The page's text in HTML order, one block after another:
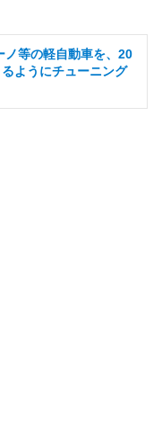
ノ等の軽自動車を、20
ようにチューニング